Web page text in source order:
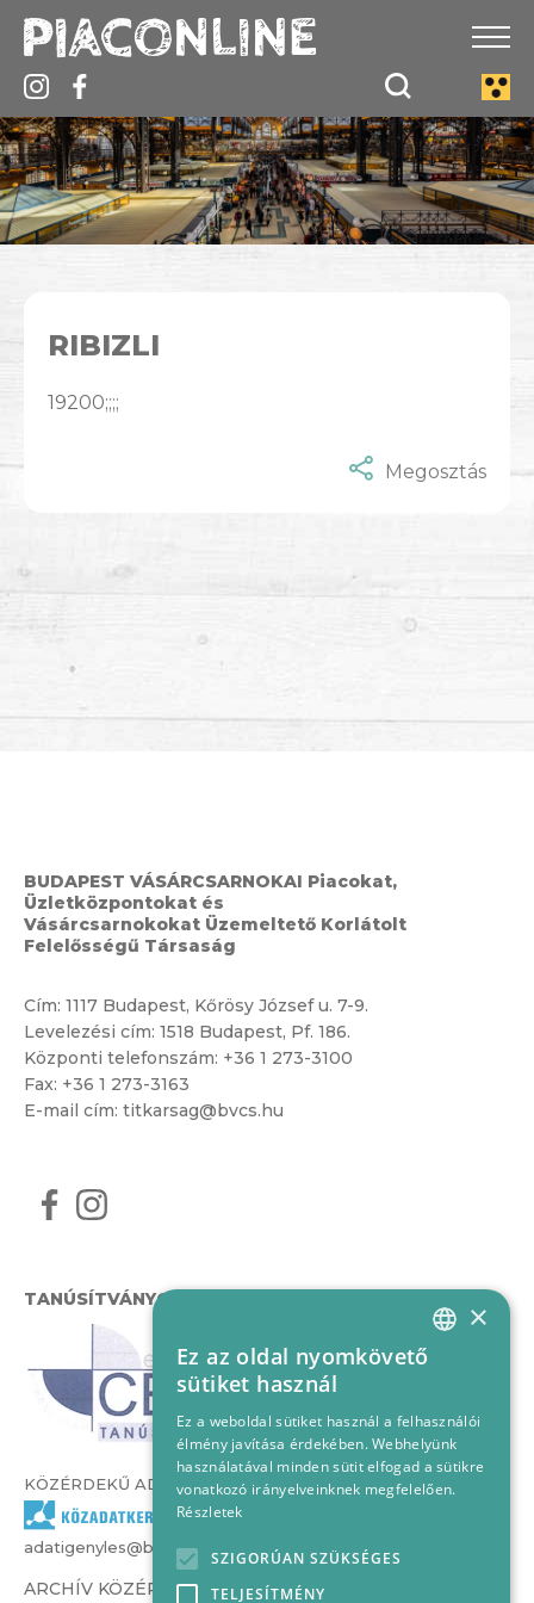
RIBIZLI
19200;;;;
Megosztás
BUDAPEST VÁSÁRCSARNOKAI Piacokat,
Üzletközpontokat és
Vásárcsarnokokat Üzemeltető Korlátolt
Felelősségű Társaság
Cím: 1117 Budapest, Kőrösy József u. 7-9.
Levelezési cím: 1518 Budapest, Pf. 186.
Központi telefonszám: +36 1 273-3100
Fax: +36 1 273-3163
E-mail cím: titkarsag@bvcs.hu
TANÚSÍTVÁNYOK
KÖZÉRDEKŰ ADATOK
adatigenyles@bvcs.hu
ARCHÍV KÖZÉRDEKŰ ADATOK –
HUNGARIAN
×
Ez az oldal nyomkövető
sütiket használ
Ez a weboldal sütiket használ a felhasználói
élmény javítása érdekében. Webhelyünk
használatával minden sütit elfogad a sütikre
vonatkozó irányelveinknek megfelelően.
Részletek
SZIGORÚAN SZÜKSÉGES
TELJESÍTMÉNY